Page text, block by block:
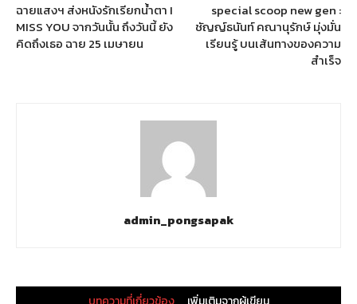
ฉายแสงฯ ส่งหนังรักเรียกน้ำตา I
MISS YOU จากวันนั้น ถึงวันนี้ ยัง
คิดถึงเธอ ฉาย 25 เมษายน
special scoop new gen :
ชัญญ์ธนันท์ คณานุรักษ์ มุ่งมั่น
เรียนรู้ บนเส้นทางของความ
สำเร็จ
admin_pongsapak